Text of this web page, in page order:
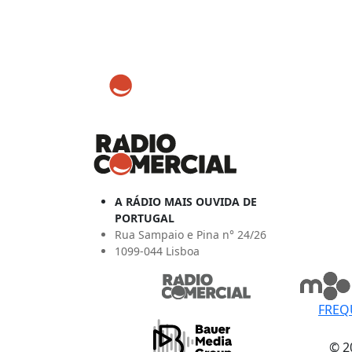
A RÁDIO MAIS OUVIDA DE
PORTUGAL
Rua Sampaio e Pina n° 24/26
1099-044 Lisboa
©